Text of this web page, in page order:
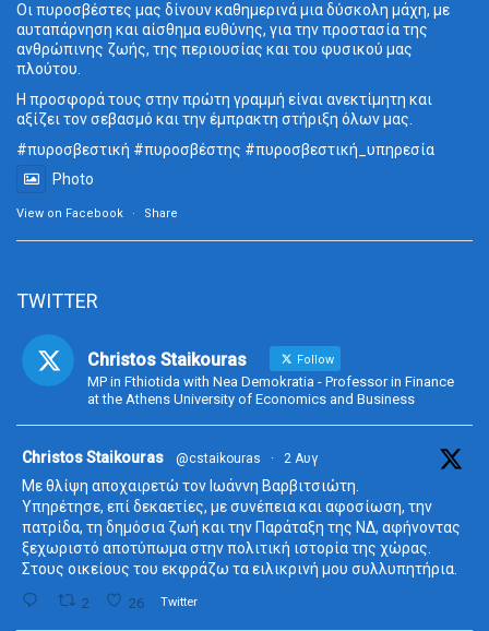
Οι πυροσβέστες μας δίνουν καθημερινά μια δύσκολη μάχη, με
αυταπάρνηση και αίσθημα ευθύνης, για την προστασία της
ανθρώπινης ζωής, της περιουσίας και του φυσικού μας
πλούτου.
Η προσφορά τους στην πρώτη γραμμή είναι ανεκτίμητη και
αξίζει τον σεβασμό και την έμπρακτη στήριξη όλων μας.
#πυροσβεστική #πυροσβέστης #πυροσβεστική_ υπηρεσία
Photo
View on Facebook · Share
TWITTER
Christos Staikouras Follow
MP in Fthiotida with Nea Demokratia - Professor in Finance
at the Athens University of Economics and Business
Christos Staikouras @cstaikouras · 2 Αυγ
Με θλίψη αποχαιρετώ τον Ιωάννη Βαρβιτσιώτη.
Υπηρέτησε, επί δεκαετίες, με συνέπεια και αφοσίωση, την
πατρίδα, τη δημόσια ζωή και την Παράταξη της ΝΔ, αφήνοντας
ξεχωριστό αποτύπωμα στην πολιτική ιστορία της χώρας.
Στους οικείους του εκφράζω τα ειλικρινή μου συλλυπητήρια.
2 26 Twitter